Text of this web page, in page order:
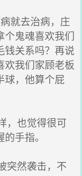
就去治病，庄
个鬼魂喜欢我们
钱关系吗？再说
欢我们家顾老板
球，他算个屁
，也觉得很可
手指。
突然袭击，不